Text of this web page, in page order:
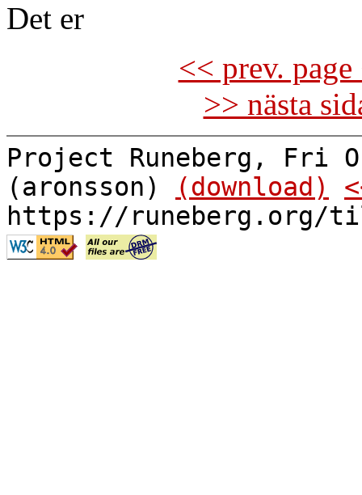
Det er
<< prev.
>> nästa
Project Runeberg, Fri
(aronsson)
(download)
https://runeberg.org/